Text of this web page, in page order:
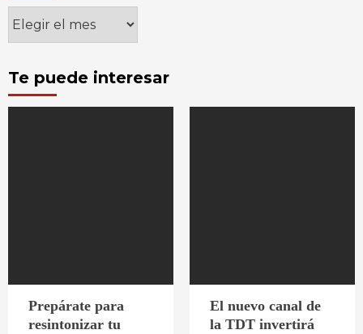
Archivos
Te puede interesar
Prepárate para
resintonizar tu
El nuevo canal de
la TDT invertirá